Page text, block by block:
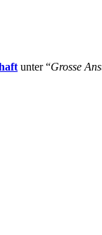
unter “Grosse